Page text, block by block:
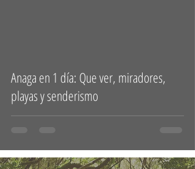
Anaga en 1 día: Que ver, miradores,
playas y senderismo